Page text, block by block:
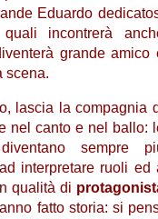
Eduardo
incontrerà
grande amico
scena.
lascia la compagnia
nel canto e nel ballo:
sempre
interpretare ruoli ed
qualità di
fatto storia: si